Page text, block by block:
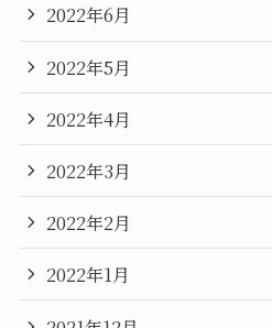
2022年6月
2022年5月
2022年4月
2022年3月
2022年2月
2022年1月